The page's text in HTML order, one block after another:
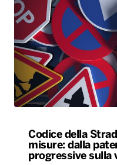
Codice della
misure: dalla
progressive sulla